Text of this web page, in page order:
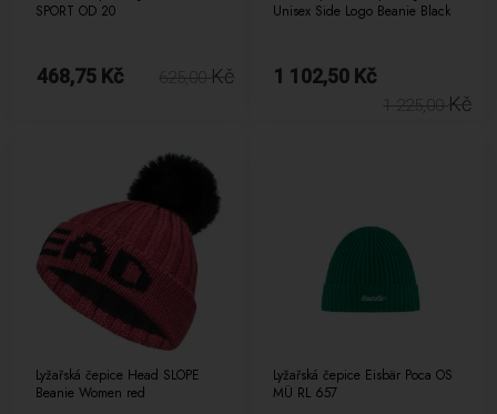
SPORT OD 20
468,75 Kč 625,00Kč
Unisex Side Logo Beanie Black
1 102,50 Kč
1 225,00Kč
Lyžařská čepice Head SLOPE
Beanie Women red
Lyžařská čepice Eisbär Poca OS
MÜ RL 657